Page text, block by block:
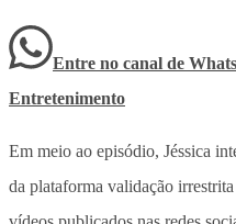
Entre no canal de
Entretenimento
Em meio ao episódio, Jéssica
da plataforma validação